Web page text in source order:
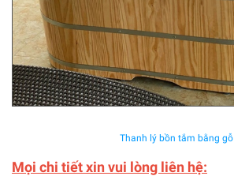
Thanh lý bồn tắm bằng gỗ
Mọi chi tiết xin vui lòng liên hệ: